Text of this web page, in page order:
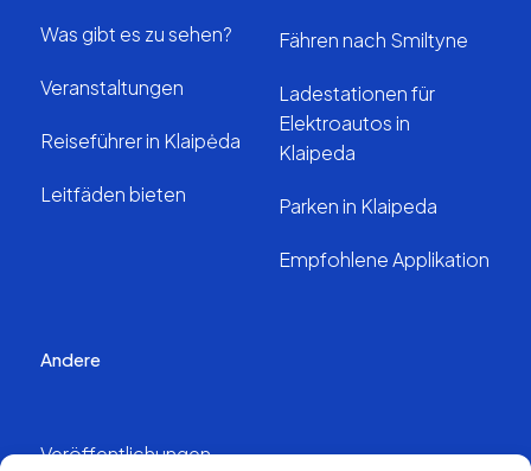
Was gibt es zu sehen?
Veranstaltungen
Reiseführer in Klaipėda
Leitfäden bieten
Fähren nach Smiltyne
Ladestationen für
Elektroautos in
Klaipeda
Parken in Klaipeda
Empfohlene Applikation
Andere
Veröffentlichungen